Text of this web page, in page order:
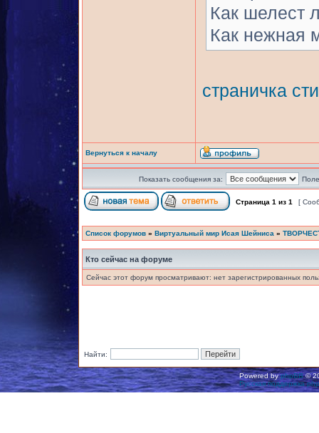
Как шелест
Как нежная
страничка
Вернуться к началу
Показать сообщения за:
Страница 1 из 1 [
Список форумов » Виртуальный мир Исая Шейниса »
Кто сейчас на форуме
Сейчас этот форум просматривают: нет зарегистрированных
Найти:
Powered byphpBB©
Русская поддержка